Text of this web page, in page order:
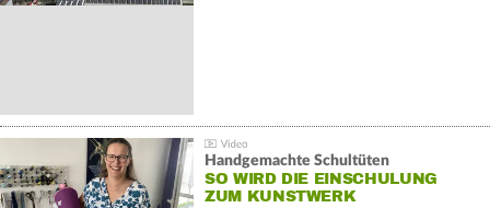
Handgemachte Schultüten
SO WIRD DIE EINSCHULUNG
ZUM KUNSTWERK